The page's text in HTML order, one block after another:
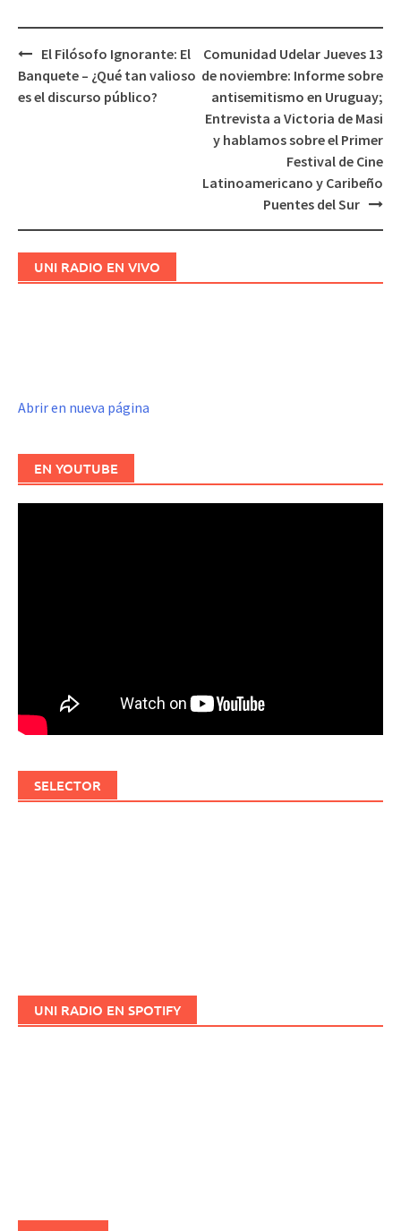
Navegación
de
El Filósofo Ignorante: El
Banquete – ¿Qué tan valioso
es el discurso público?
Comunidad Udelar Jueves 13
de noviembre: Informe sobre
antisemitismo en Uruguay;
Entrevista a Victoria de Masi
y hablamos sobre el Primer
Festival de Cine
Latinoamericano y Caribeño
Puentes del Sur
UNI RADIO EN VIVO
Abrir en nueva página
EN YOUTUBE
SELECTOR
UNI RADIO EN SPOTIFY